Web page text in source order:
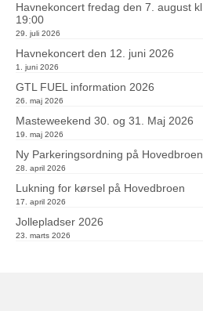
Havnekoncert fredag den 7. august kl.
19:00
29. juli 2026
Havnekoncert den 12. juni 2026
1. juni 2026
GTL FUEL information 2026
26. maj 2026
Masteweekend 30. og 31. Maj 2026
19. maj 2026
Ny Parkeringsordning på Hovedbroen
28. april 2026
Lukning for kørsel på Hovedbroen
17. april 2026
Jollepladser 2026
23. marts 2026